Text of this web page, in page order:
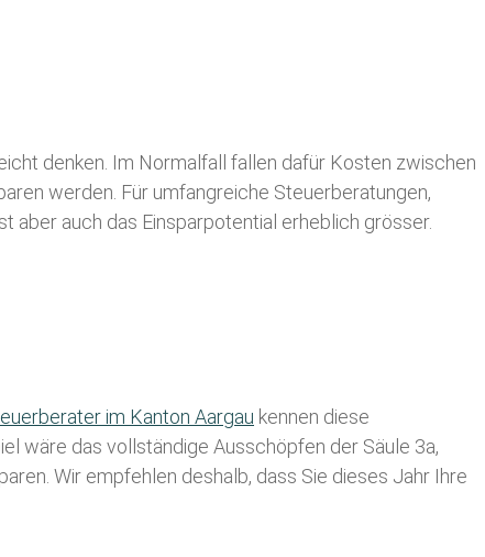
denken. Im Normalfall fallen dafür Kosten zwischen
werden. Für umfangreiche Steuerberatungen,
aber auch das Einsparpotential erheblich grösser.
im K anton Aargau kennen diese
wäre das vollständige Ausschöpfen der Säule 3a,
Wir empfehlen deshalb, dass Sie dieses Jahr Ihre